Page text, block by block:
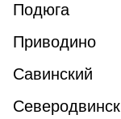
Подюга
Приводино
Савинский
Северодвинск